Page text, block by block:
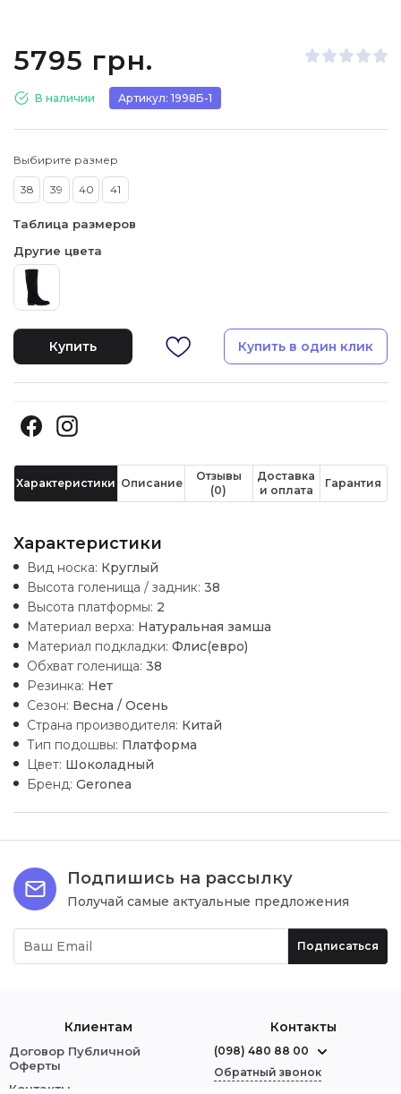
5795 грн.
В наличии Артикул: 1998Б-1
Выбирите размер
38 39 40 41
Таблица размеров
Другие цвета
Купить Купить в один клик
Характеристики Описание
Отзывы
(0)
Доставка
и оплата
Гарантия
Характеристики
Вид носка: Круглый
Высота голенища / задник: 38
Высота платформы: 2
Материал верха: Натуральная замша
Материал подкладки: Флис(евро)
Обхват голенища: 38
Резинка: Нет
Сезон: Весна / Осень
Страна производителя: Китай
Тип подошвы: Платформа
Цвет: Шоколадный
Бренд: Geronea
Подпишись на рассылку
Получай самые актуальные предложения
Подписаться
Клиентам
Договор Публичной
Оферты
Контакты
Контакты
(098) 480 88 00
Обратный звонок